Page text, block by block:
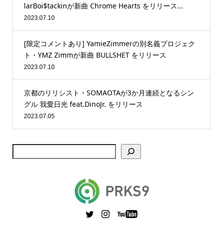
larBoi$tackinが新曲 Chrome Hearts をリリース...
2023.07.10
[限定コメントあり] YamieZimmerの別名義プロジェク
ト・YMZ Zimmが新曲 BULLSHET をリリース
2023.07.10
京都のリリシスト・SOMAOTAが3か月連続となるシン
グル 我愛日光 feat.DinoJr. をリリース
2023.07.05